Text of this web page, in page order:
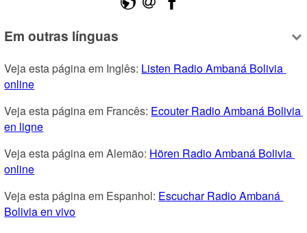
Em outras línguas
Veja esta página em Inglês: Listen Radio Ambaná Bolivia
online
Veja esta página em Francês: Ecouter Radio Ambaná Bolivia
en ligne
Veja esta página em Alemão: Hören Radio Ambaná Bolivia
online
Veja esta página em Espanhol: Escuchar Radio Ambaná
Bolivia en vivo